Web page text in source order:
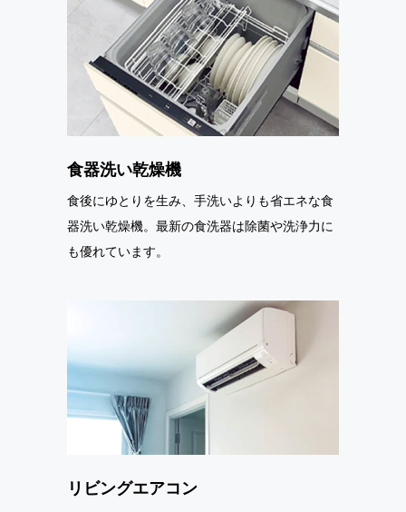
食器洗い乾燥機
食後にゆとりを生み、手洗いよりも省エネな食
器洗い乾燥機。最新の食洗器は除菌や洗浄力に
も優れています。
リビングエアコン